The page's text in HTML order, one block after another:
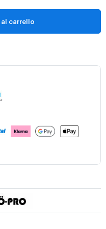
Aggiungi al carrello